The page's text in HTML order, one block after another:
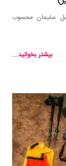
سلیمان محسوب
بیشتر بخوانید...